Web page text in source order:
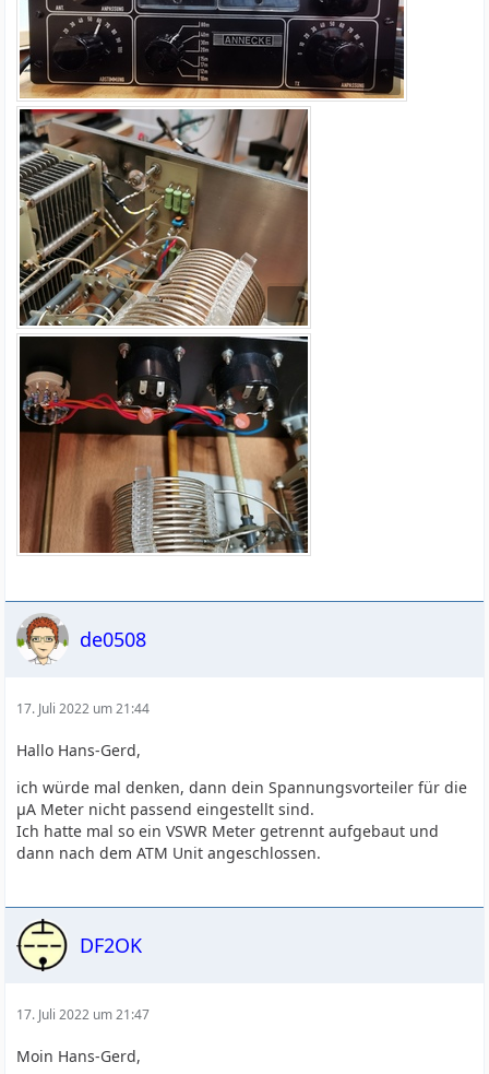
de0508
17. Juli 2022 um 21:44
Hallo Hans-Gerd,
ich würde mal denken, dann dein Spannungsvorteiler für die
µA Meter nicht passend eingestellt sind.
Ich hatte mal so ein VSWR Meter getrennt aufgebaut und
dann nach dem ATM Unit angeschlossen.
DF2OK
17. Juli 2022 um 21:47
Moin Hans-Gerd,